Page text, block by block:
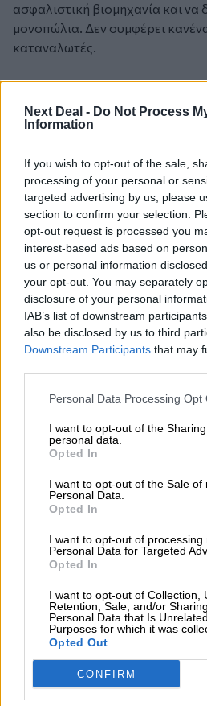
Next Deal - Do Not Process
Information
If you wish to opt-out of the sale,
processing of your personal or
targeted advertising by us, please
section to confirm your selection.
opt-out request is processed you
interest-based ads based on
us or personal information
your opt-out. You may separately
disclosure of your personal
IAB’s list of downstream
also be disclosed by us to third
Downstream Participants that may
Personal Data Processing Opt
I want to opt-out of the
personal data.
Opted In
I want to opt-out of the Sale of
Personal Data.
Opted In
I want to opt-out of processing
Personal Data for Targeted
Opted In
I want to opt-out of Collection,
Retention, Sale, and/or
Personal Data that Is
Purposes for which it was
Opted Out
CONFIRM
ασφαλιστική βιομηχανία και να
μονοπώλια. Δεν συμφέρει
καταναλωτές.
Καλή Χρονιά
Ροή ειδήσεων
Μιχάλης Τάτσης, Insurance &
Επιχειρηματικής Ανάπτυξης Ομίλου
13:30
Όταν η επόμενη μέρα είναι στάχτη,
Διαμεσολαβητής στον πελάτη